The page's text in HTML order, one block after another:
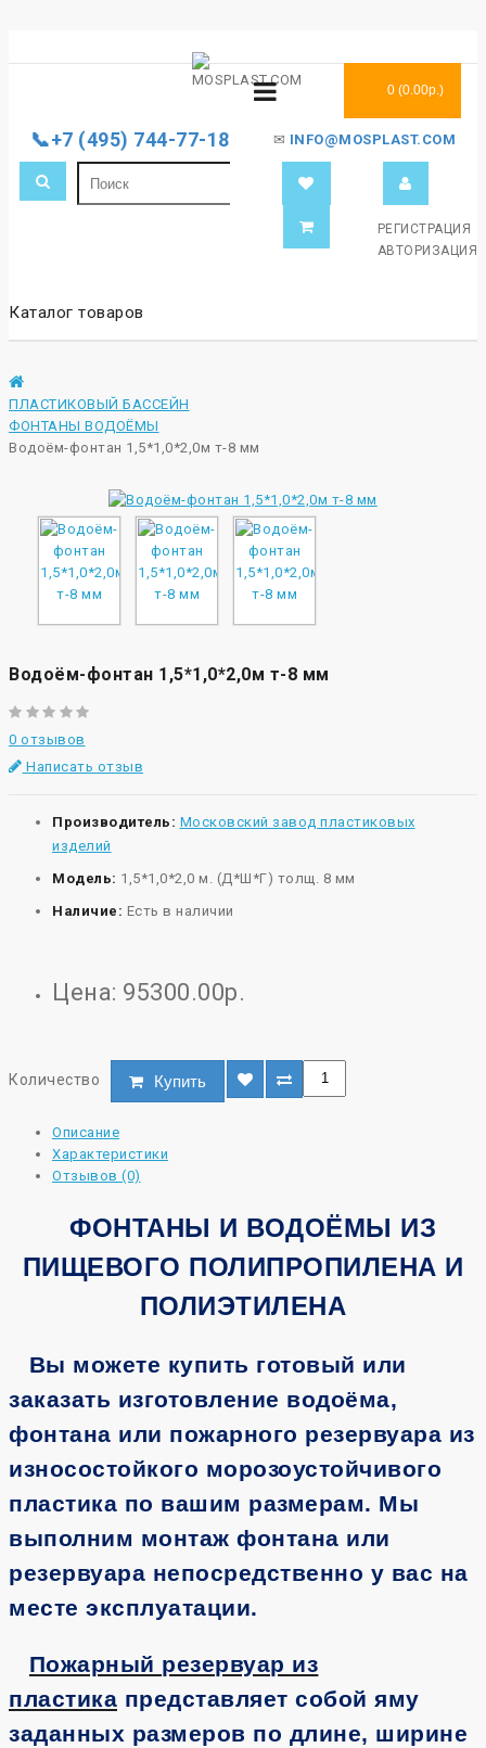
📞+7 (495) 744-77-18 ✉ INFO@MOSPLAST.COM
РЕГИСТРАЦИЯ
АВТОРИЗАЦИЯ
0 (0.00р.)
Каталог товаров
ПЛАСТИКОВЫЙ БАССЕЙН
ФОНТАНЫ ВОДОЁМЫ
Водоём-фонтан 1,5*1,0*2,0м т-8 мм
Водоём-фонтан 1,5*1,0*2,0м т-8 мм
0 отзывов
Написать отзыв
Производитель: Московский завод пластиковых
изделий
Модель: 1,5*1,0*2,0 м. (Д*Ш*Г) толщ. 8 мм
Наличие: Есть в наличии
Цена: 95300.00р.
Количество Купить
Описание
Характеристики
Отзывов (0)
ФОНТАНЫ И ВОДОЁМЫ ИЗ
ПИЩЕВОГО ПОЛИПРОПИЛЕНА И
ПОЛИЭТИЛЕНА
Вы можете купить готовый или
заказать изготовление водоёма,
фонтана или пожарного резервуара из
износостойкого морозоустойчивого
пластика по вашим размерам. Мы
выполним монтаж фонтана или
резервуара непосредственно у вас на
месте эксплуатации.
Пожарный резервуар из
пластика представляет собой яму
заданных размеров по длине, ширине